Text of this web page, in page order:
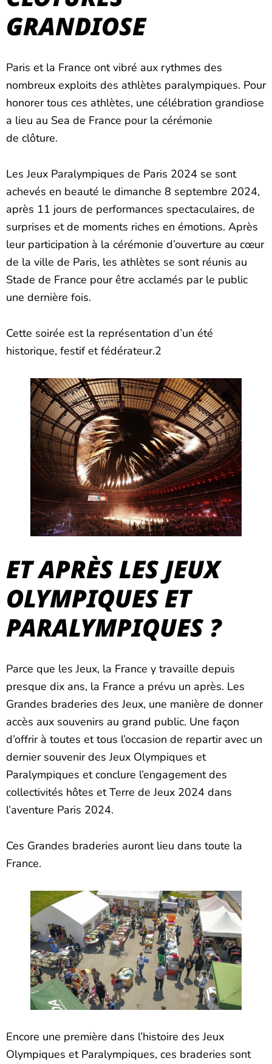
GRANDIOSE
Paris et la France ont vibré aux rythmes des
nombreux exploits des athlètes paralympiques. Pour
honorer tous ces athlètes, une célébration grandiose
a lieu au Sea de France pour la cérémonie
de clôture.
Les Jeux Paralympiques de Paris 2024 se sont
achevés en beauté le dimanche 8 septembre 2024,
après 11 jours de performances spectaculaires, de
surprises et de moments riches en émotions. Après
leur participation à la cérémonie d’ouverture au cœur
de la ville de Paris, les athlètes se sont réunis au
Stade de France pour être acclamés par le public
une dernière fois.
Cette soirée est la représentation d’un été
historique, festif et fédérateur.2
ET APRÈS LES JEUX
OLYMPIQUES ET
PARALYMPIQUES ?
Parce que les Jeux, la France y travaille depuis
presque dix ans, la France a prévu un après. Les
Grandes braderies des Jeux, une manière de donner
accès aux souvenirs au grand public. Une façon
d’offrir à toutes et tous l’occasion de repartir avec un
dernier souvenir des Jeux Olympiques et
Paralympiques et conclure l’engagement des
collectivités hôtes et Terre de Jeux 2024 dans
l’aventure Paris 2024.
Ces Grandes braderies auront lieu dans toute la
France.
Encore une première dans l’histoire des Jeux
Olympiques et Paralympiques, ces braderies sont